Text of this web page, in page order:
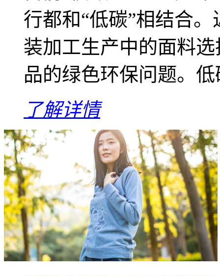
行都和“低碳”相结合
装加工生产中的面料
品的绿色环保问题。
了解详情